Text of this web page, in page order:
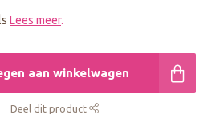
Lees meer.
aan winkelwagen
Deel dit product